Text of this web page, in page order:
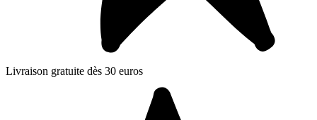
Livraison gratuite dès 30 euros